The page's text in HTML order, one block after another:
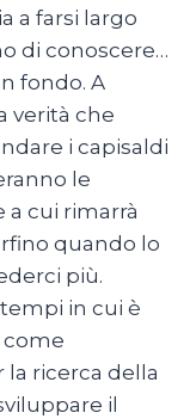
a farsi largo
di conoscere…
fondo. A
verità che
i capisaldi
le
a cui rimarrà
quando lo
più.
in cui è
come
ricerca della
il